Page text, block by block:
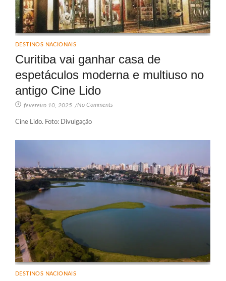
DESTINOS NACIONAIS
Curitiba vai ganhar casa de
espetáculos moderna e multiuso no
antigo Cine Lido
fevereiro 10, 2025 /No Comments
Cine Lido. Foto: Divulgação
DESTINOS NACIONAIS